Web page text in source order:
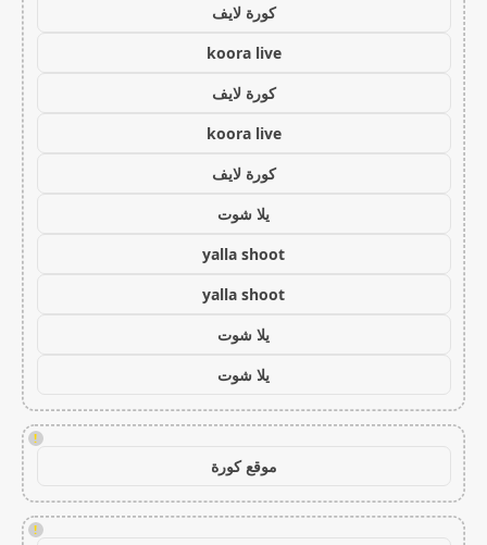
كورة لايف
koora live
كورة لايف
koora live
كورة لايف
يلا شوت
yalla shoot
yalla shoot
يلا شوت
يلا شوت
!
موقع كورة
!